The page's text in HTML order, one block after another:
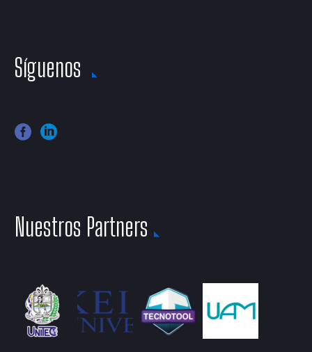
Síguenos
Nuestros Partners